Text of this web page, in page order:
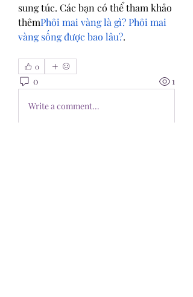
sung túc. Các bạn có thể tham khảo
thêmPhôi mai vàng là gì? Phôi mai
vàng sống được bao lâu?.
0
0 1
Write a comment...